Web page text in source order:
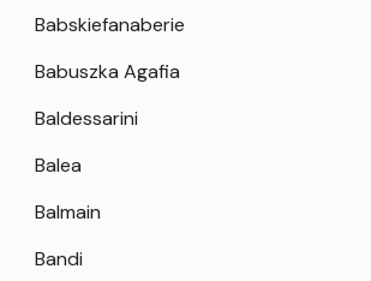
Babskiefanaberie
Babuszka Agafia
Baldessarini
Balea
Balmain
Bandi